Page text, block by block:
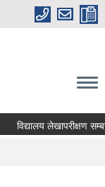
विद्यालय लेखापरीक्षण